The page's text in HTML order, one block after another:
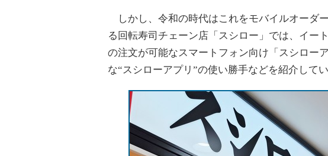
しかし、令和の時代はこれをモバイルオーダ
る回転寿司チェーン店「スシロー」では、イー
の注文が可能なスマートフォン向け「スシロー
な“スシローアプリ”の使い勝手などを紹介してい